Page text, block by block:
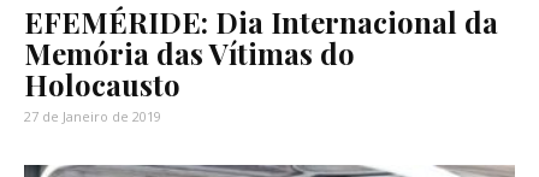
EFEMÉRIDE: Dia Internacional da
Memória das Vítimas do
Holocausto
27 de Janeiro de 2019